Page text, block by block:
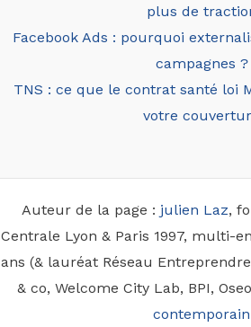
plus de
Facebook Ads : pourquoi
campagnes ?
TNS : ce que le contrat santé loi
votre
Auteur de la page : julien Laz,
Centrale Lyon & Paris 1997, multi-
ans (& lauréat Réseau
& co, Welcome City Lab, BPI,
contemporain